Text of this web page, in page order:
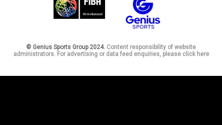
© Genius Sports Group 2024. Content responsibility of website
administrators. For advertising or data feed enquiries, please click here